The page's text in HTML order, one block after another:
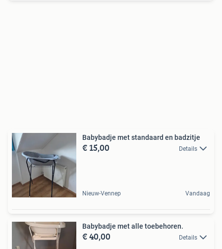
Babybadje met standaard en badzitje
€ 15,00 Details
Nieuw-Vennep Vandaag
Babybadje met alle toebehoren.
€ 40,00 Details